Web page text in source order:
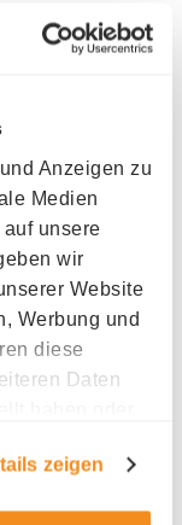
Anzeigen zu
Medien
unsere
wir
Website
Werbung und
diese
Daten
zeigen